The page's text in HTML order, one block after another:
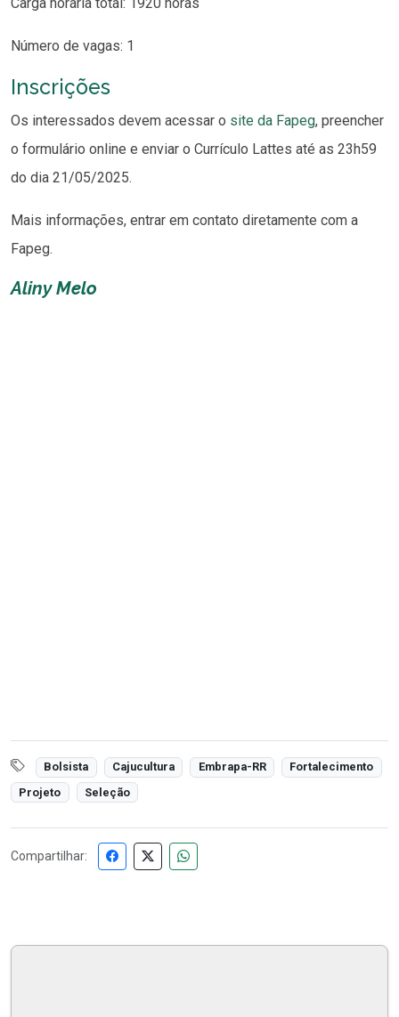
Carga horária total: 1920 horas
Número de vagas: 1
Inscrições
Os interessados devem acessar o site da Fapeg, preencher
o formulário online e enviar o Currículo Lattes até as 23h59
do dia 21/05/2025.
Mais informações, entrar em contato diretamente com a
Fapeg.
Aliny Melo
Bolsista Cajucultura Embrapa-RR
Fortalecimento
Projeto
Seleção
Compartilhar: